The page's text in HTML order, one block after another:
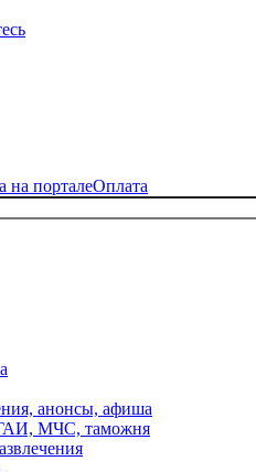
на порталеОплата
анонсы, афиша
МЧС, таможня